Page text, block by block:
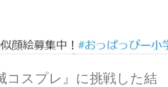
コスプレ』に挑戦した結